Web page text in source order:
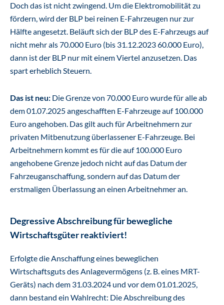
Doch das ist nicht zwingend. Um die Elektromobilität zu
fördern, wird der BLP bei reinen E-Fahrzeugen nur zur
Hälfte angesetzt. Beläuft sich der BLP des E-Fahrzeugs auf
nicht mehr als 70.000 Euro (bis 31.12.2023 60.000 Euro),
dann ist der BLP nur mit einem Viertel anzusetzen. Das
spart erheblich Steuern.
Das ist neu: Die Grenze von 70.000 Euro wurde für alle ab
dem 01.07.2025 angeschafften E-Fahrzeuge auf 100.000
Euro angehoben. Das gilt auch für Arbeitnehmern zur
privaten Mitbenutzung überlassener E-Fahrzeuge. Bei
Arbeitnehmern kommt es für die auf 100.000 Euro
angehobene Grenze jedoch nicht auf das Datum der
Fahrzeuganschaffung, sondern auf das Datum der
erstmaligen Überlassung an einen Arbeitnehmer an.
Degressive Abschreibung für bewegliche
Wirtschaftsgüter reaktiviert!
Erfolgte die Anschaffung eines beweglichen
Wirtschaftsguts des Anlagevermögens (z. B. eines MRT-
Geräts) nach dem 31.03.2024 und vor dem 01.01.2025,
dann bestand ein Wahlrecht: Die Abschreibung des